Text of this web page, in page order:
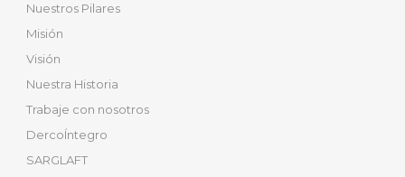
Nuestros Pilares
Misión
Visión
Nuestra Historia
Trabaje con nosotros
DercoÍntegro
SARGLAFT